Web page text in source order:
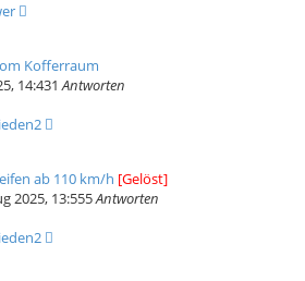
Kofferraum
14:431Antworten
ab 110 km/h [Gelöst]
2025, 13:555Antworten